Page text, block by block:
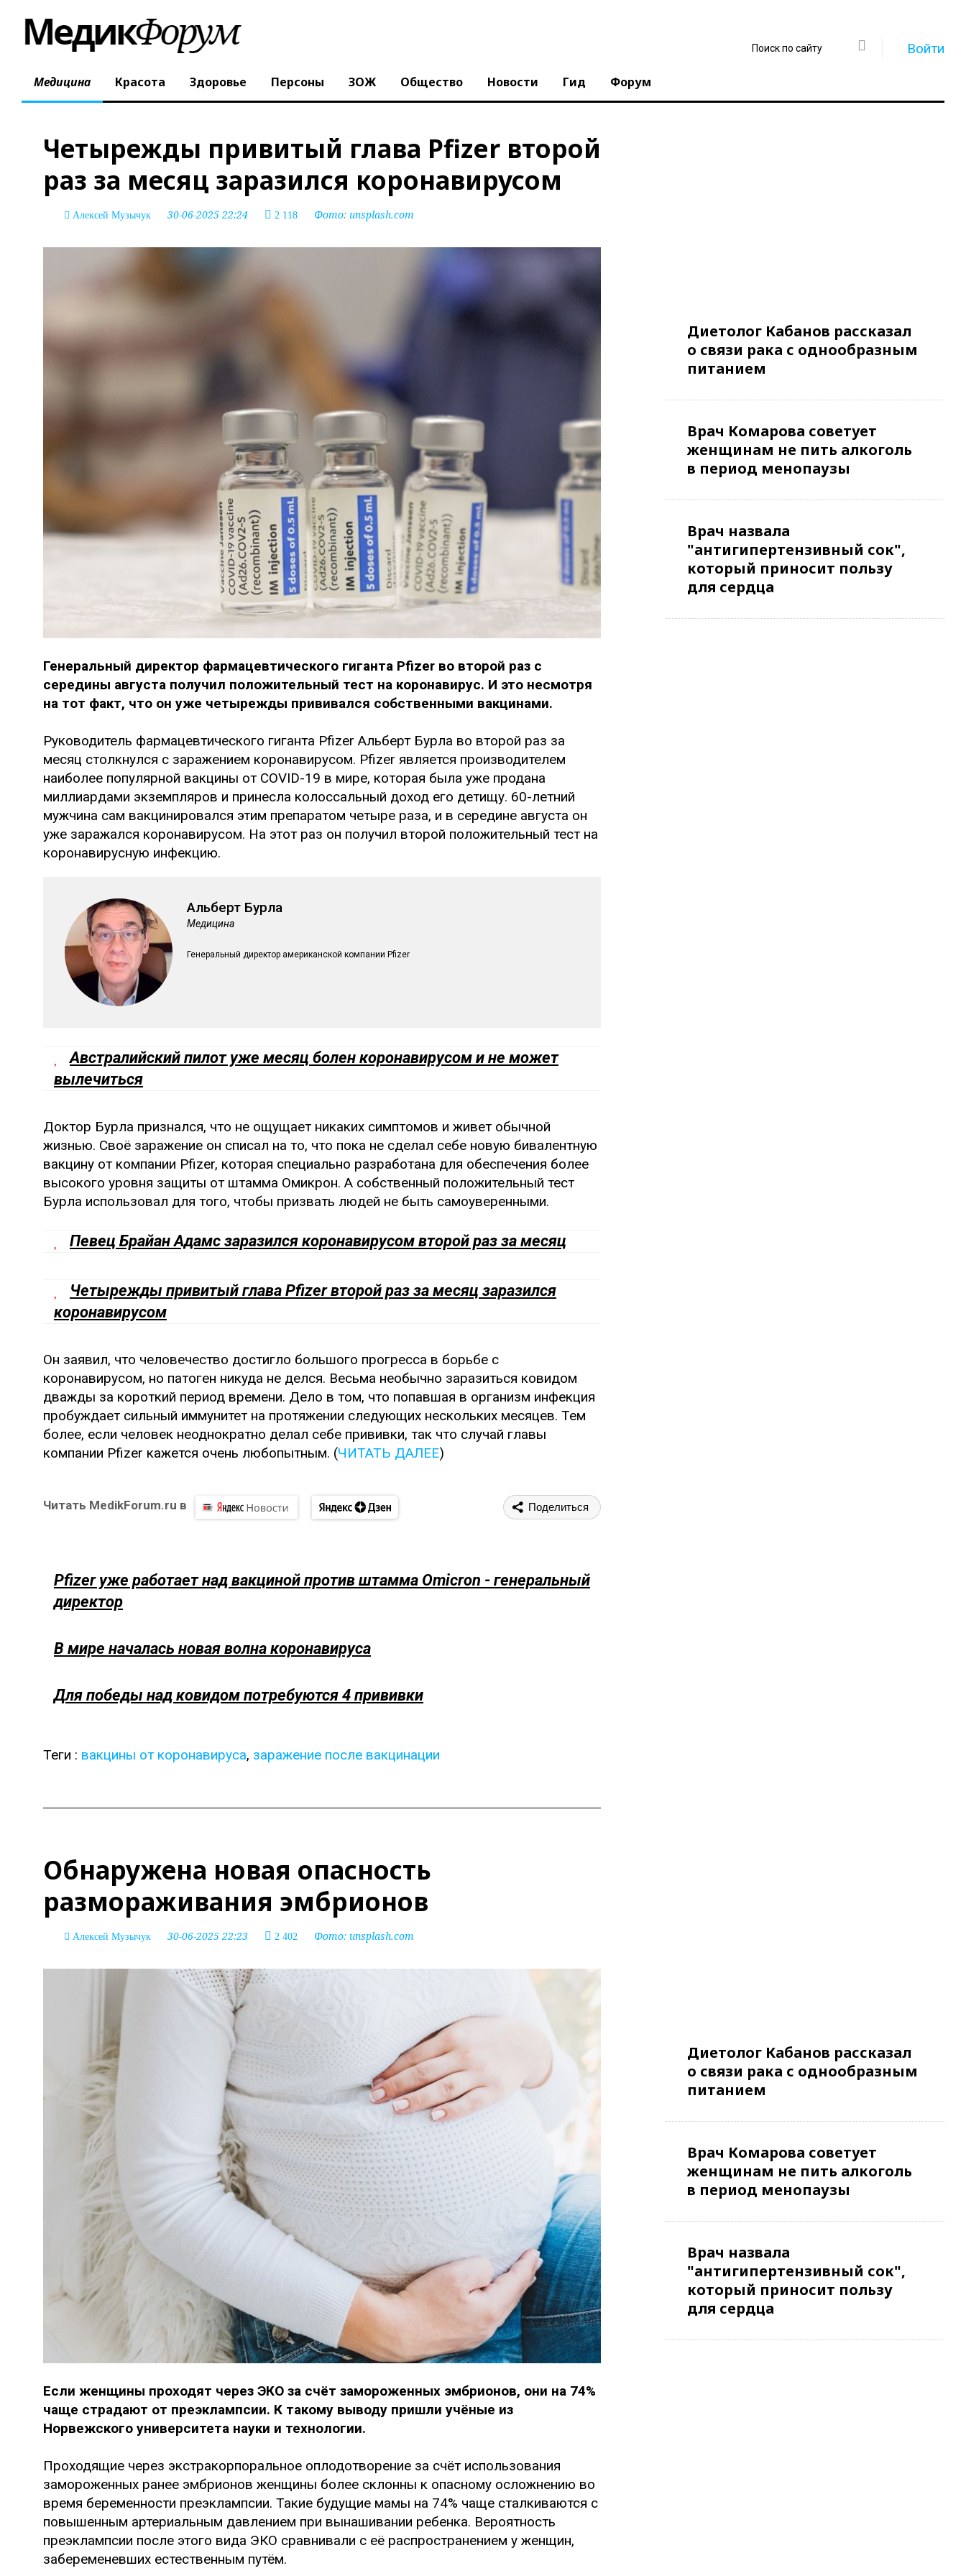
Войти
Медицина Красота Здоровье Персоны ЗОЖ Общество Новости Гид Форум
Четырежды привитый глава Pfizer второй
раз за месяц заразился коронавирусом
Алексей Музычук 30-06-2025 22:24 2 118 Фото: unsplash.com
Генеральный директор фармацевтического гиганта Pfizer во второй раз с
середины августа получил положительный тест на коронавирус. И это несмотря
на тот факт, что он уже четырежды прививался собственными вакцинами.
Руководитель фармацевтического гиганта Pfizer Альберт Бурла во второй раз за
месяц столкнулся с заражением коронавирусом. Pfizer является производителем
наиболее популярной вакцины от COVID-19 в мире, которая была уже продана
миллиардами экземпляров и принесла колоссальный доход его детищу. 60-летний
мужчина сам вакцинировался этим препаратом четыре раза, и в середине августа он
уже заражался коронавирусом. На этот раз он получил второй положительный тест на
коронавирусную инфекцию.
Альберт Бурла
Медицина
Генеральный директор американской компании Pfizer
Австралийский пилот уже месяц болен коронавирусом и не может
вылечиться
Доктор Бурла признался, что не ощущает никаких симптомов и живет обычной
жизнью. Своё заражение он списал на то, что пока не сделал себе новую бивалентную
вакцину от компании Pfizer, которая специально разработана для обеспечения более
высокого уровня защиты от штамма Омикрон. А собственный положительный тест
Бурла использовал для того, чтобы призвать людей не быть самоуверенными.
Певец Брайан Адамс заразился коронавирусом второй раз за месяц
Четырежды привитый глава Pfizer второй раз за месяц заразился
коронавирусом
Он заявил, что человечество достигло большого прогресса в борьбе с
коронавирусом, но патоген никуда не делся. Весьма необычно заразиться ковидом
дважды за короткий период времени. Дело в том, что попавшая в организм инфекция
пробуждает сильный иммунитет на протяжении следующих нескольких месяцев. Тем
более, если человек неоднократно делал себе прививки, так что случай главы
компании Pfizer кажется очень любопытным. (ЧИТАТЬ ДАЛЕЕ)
Читать MedikForum.ru в Поделиться
Pfizer уже работает над вакциной против штамма Omicron - генеральный
директор
В мире началась новая волна коронавируса
Для победы над ковидом потребуются 4 прививки
Теги : вакцины от коронавируса, заражение после вакцинации
Диетолог Кабанов рассказал
о связи рака с однообразным
питанием
Врач Комарова советует
женщинам не пить алкоголь
в период менопаузы
Врач назвала
"антигипертензивный сок",
который приносит пользу
для сердца
Обнаружена новая опасность
размораживания эмбрионов
Алексей Музычук 30-06-2025 22:23 2 402 Фото: unsplash.com
Если женщины проходят через ЭКО за счёт замороженных эмбрионов, они на 74%
чаще страдают от преэклампсии. К такому выводу пришли учёные из
Норвежского университета науки и технологии.
Проходящие через экстракорпоральное оплодотворение за счёт использования
замороженных ранее эмбрионов женщины более склонны к опасному осложнению во
время беременности преэклампсии. Такие будущие мамы на 74% чаще сталкиваются с
повышенным артериальным давлением при вынашивании ребенка. Вероятность
преэклампсии после этого вида ЭКО сравнивали с её распространением у женщин,
забеременевших естественным путём.
Диетолог Кабанов рассказал
о связи рака с однообразным
питанием
Врач Комарова советует
женщинам не пить алкоголь
в период менопаузы
Врач назвала
"антигипертензивный сок",
который приносит пользу
для сердца